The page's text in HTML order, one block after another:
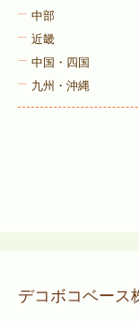
中部
近畿
中国・四国
九州・沖縄
デコボコベース